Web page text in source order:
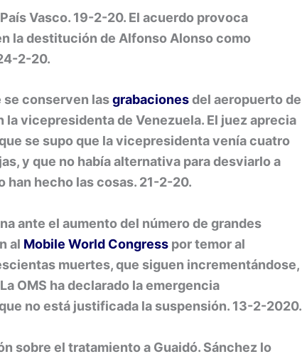
Vasco. 19-2-20. El acuerdo provoca
la destitución de Alfonso Alonso como
2-20.
se conserven lasgrabacionesdel aeropuerto de
vicepresidenta de Venezuela. El juez aprecia
se supo que la vicepresidenta venía cuatro
y que no había alternativa para desviarlo a
han hecho las cosas. 21-2-20.
ante el aumento del número de grandes
al Mobile World Congress por temor al
muertes, que siguen incrementándose,
OMS ha declarado la emergencia
no está justificada la suspensión. 13-2-2020.
sobre el tratamiento a Guaidó. Sánchez lo